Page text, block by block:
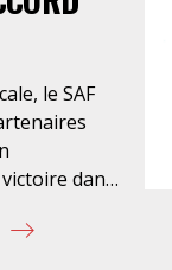
le SAF
dans
à